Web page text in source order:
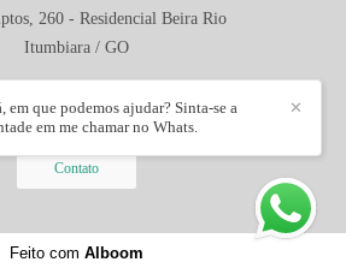
260 - Residencial Beira Rio
Itumbiara / GO
Contato
✕
em que podemos ajudar? Sinta-se a
em me chamar no Whats.
Feito com Alboom